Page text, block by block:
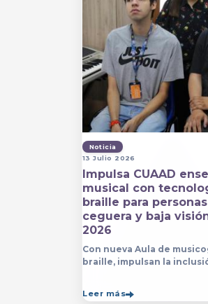
Noticia
13 Julio 2026
Impulsa CUAAD
musical con
braille para
ceguera y baja
2026
Con nueva Aula de
braille, impulsan la
visual se formen con mayor
Leer más